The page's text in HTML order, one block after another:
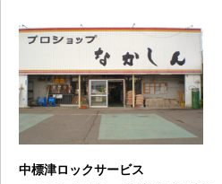
中標津ロックサービス